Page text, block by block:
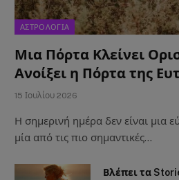
ΑΣΤΡΟΛΟΓΙΑ
Μια Πόρτα Κλείνει
Ανοίξει η Πόρτα της
15 Ιουλίου 2026
Η σημερινή ημέρα δεν είναι μια
μία από τις πιο σημαντικές…
Βλέπει τα